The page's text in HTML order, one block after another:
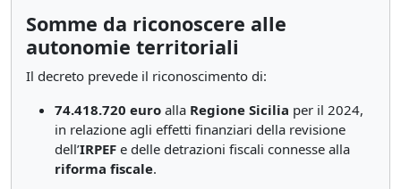
Somme da riconoscere alle
autonomie territoriali
Il decreto prevede il riconoscimento di:
74.418.720 euro alla Regione Sicilia per il 2024,
in relazione agli effetti finanziari della revisione
dell’IRPEF e delle detrazioni fiscali connesse alla
riforma fiscale.